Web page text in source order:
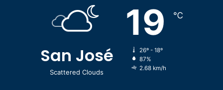
San José
Scattered Clouds
19 ℃
26º - 18º
87%
2.68 km/h